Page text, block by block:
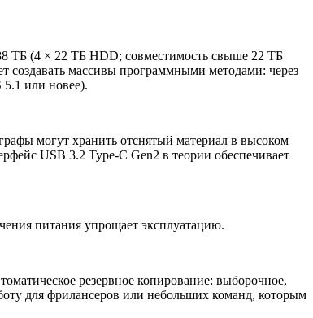
ТБ (4 × 22 ТБ HDD; совместимость свыше 22 ТБ
создавать массивы программными методами: через
или новее).
могут хранить отснятый материал в высоком
USB 3.2 Type-C Gen2 в теории обеспечивает
питания упрощает эксплуатацию.
резервное копирование: выборочное,
для фрилансеров или небольших команд, которым